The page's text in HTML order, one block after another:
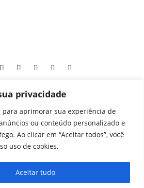
privacidade
para aprimorar sua experiência de
ou conteúdo personalizado e
Ao clicar em “Aceitar todos”, você
uso de cookies.
Aceitar tudo
Aviso legal Configurações de cookies
Política de cookies Serviços